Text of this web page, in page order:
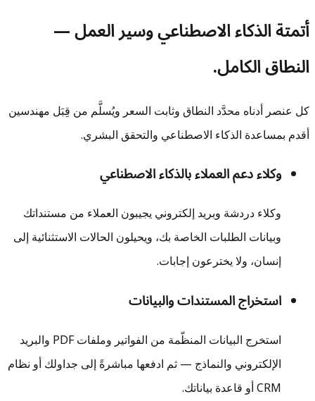
أتمتة الذكاء الاصطناعي وسير العمل —
النطاق الكامل.
كل عنصر أدناه محدَّد النطاق وثابت السعر ويُسلَّم من قِبَل مهندسين
أقدم بمساعدة الذكاء الاصطناعي والتحقق البشري.
وكلاء دعم العملاء بالذكاء الاصطناعي
وكلاء دردشة وبريد إلكتروني يجيبون العملاء من مستنداتك
وبيانات الطلبات الخاصة بك، ويحيلون الحالات الاستثنائية إلى
إنسان، ولا يخترعون إجابات.
استخراج المستندات والبيانات
استخرج البيانات المنظّمة من الفواتير وملفات PDF والبريد
الإلكتروني والنماذج — ثم ادفعها مباشرةً إلى جداولك أو نظام
CRM أو قاعدة بياناتك.